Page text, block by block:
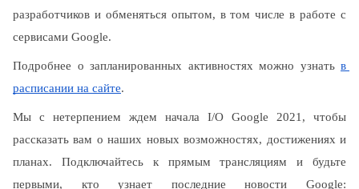
разработчиков и обменяться опытом, в том числе в работе с
сервисами Google.
Подробнее о запланированных активностях можно узнать в
расписании на сайте.
Мы с нетерпением ждем начала I/O Google 2021, чтобы
рассказать вам о наших новых возможностях, достижениях и
планах. Подключайтесь к прямым трансляциям и будьте